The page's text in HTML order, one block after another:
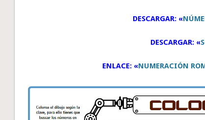
DESCARGAR: «
DESCARGAR: «
ENLACE: «NUMERACIÓN